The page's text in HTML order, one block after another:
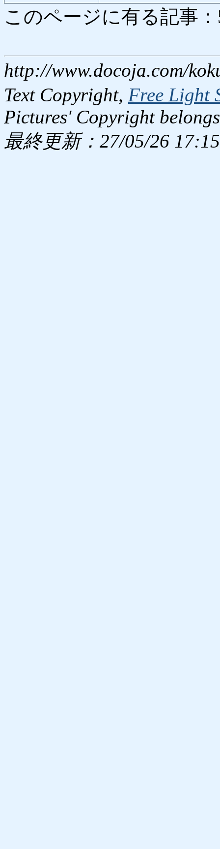
このページに有る記事
http://www.docoja.com/
Text Copyright, Free Light
Pictures' Copyright
最終更新：27/05/26 17:15